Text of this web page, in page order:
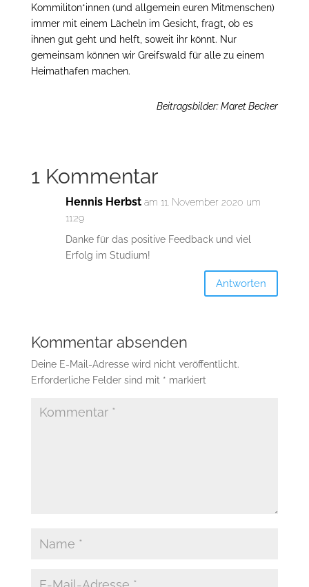
Kommiliton*innen (und allgemein euren Mitmenschen)
immer mit einem Lächeln im Gesicht, fragt, ob es
ihnen gut geht und helft, soweit ihr könnt. Nur
gemeinsam können wir Greifswald für alle zu einem
Heimathafen machen.
Beitragsbilder: Maret Becker
1 Kommentar
Hennis Herbst am 11. November 2020 um
11:29
Danke für das positive Feedback und viel
Erfolg im Studium!
Antworten
Kommentar absenden
Deine E-Mail-Adresse wird nicht veröffentlicht.
Erforderliche Felder sind mit * markiert